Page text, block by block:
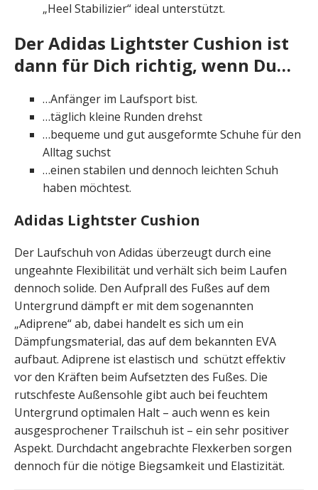
„Heel Stabilizier“ ideal unterstützt.
Der Adidas Lightster Cushion ist
dann für Dich richtig, wenn Du…
…Anfänger im Laufsport bist.
…täglich kleine Runden drehst
…bequeme und gut ausgeformte Schuhe für den
Alltag suchst
…einen stabilen und dennoch leichten Schuh
haben möchtest.
Adidas Lightster Cushion
Der Laufschuh von Adidas überzeugt durch eine
ungeahnte Flexibilität und verhält sich beim Laufen
dennoch solide. Den Aufprall des Fußes auf dem
Untergrund dämpft er mit dem sogenannten
„Adiprene“ ab, dabei handelt es sich um ein
Dämpfungsmaterial, das auf dem bekannten EVA
aufbaut. Adiprene ist elastisch und schützt effektiv
vor den Kräften beim Aufsetzten des Fußes. Die
rutschfeste Außensohle gibt auch bei feuchtem
Untergrund optimalen Halt – auch wenn es kein
ausgesprochener Trailschuh ist – ein sehr positiver
Aspekt. Durchdacht angebrachte Flexkerben sorgen
dennoch für die nötige Biegsamkeit und Elastizität.